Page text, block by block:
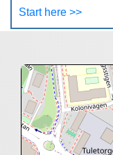
Start here >>